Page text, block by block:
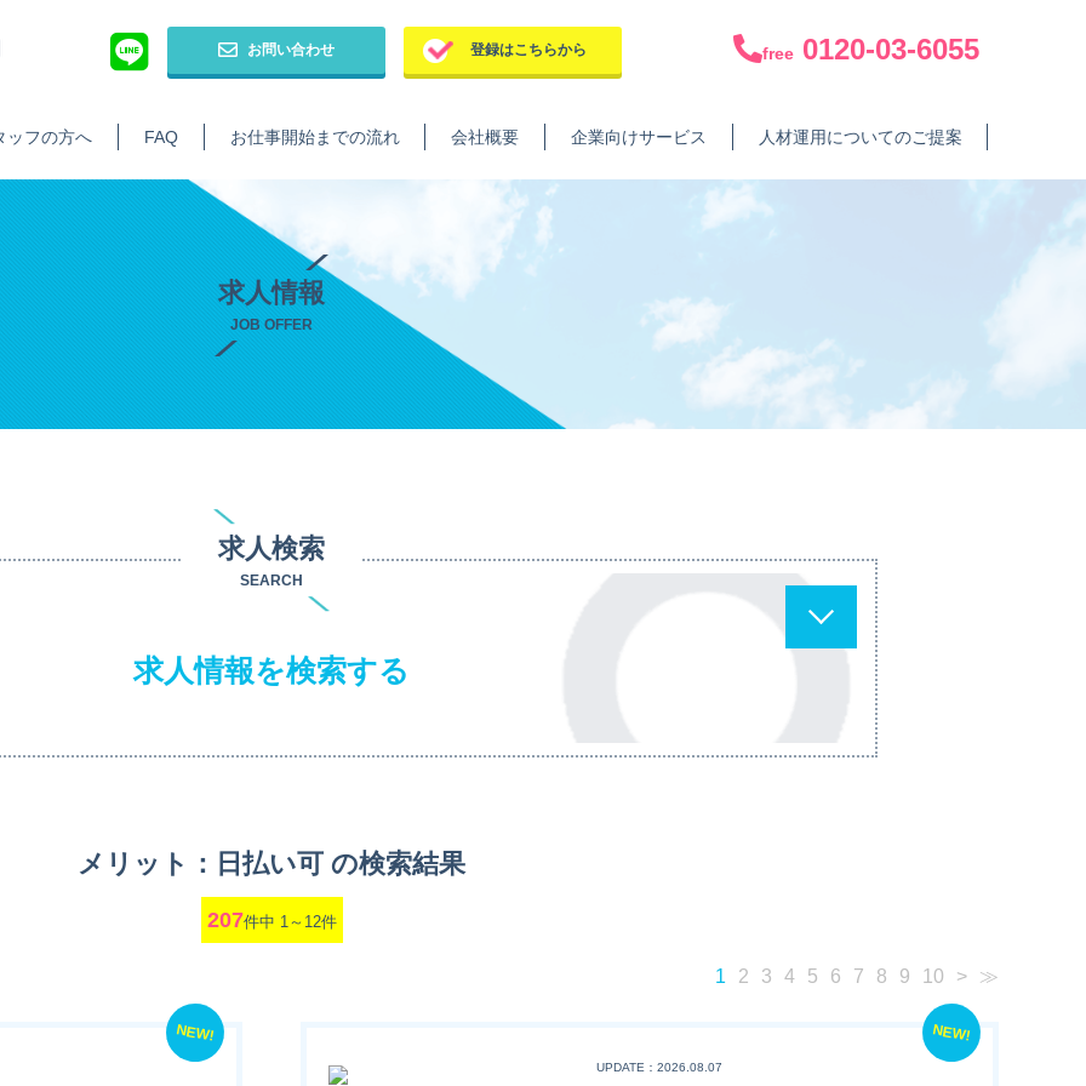
お問い合わせ 登録はこちらから free 0120-03-6055
ッフの方へ FAQ お仕事開始までの流れ 会社概要 企業向けサービス 人材運用についてのご提案
求人情報
JOB OFFER
求人検索
SEARCH
求人情報を検索する
メリット：日払い可 の検索結果
207件中 1～12件
1 2 3 4 5 6 7 8 9 10 > ≫
NEW! NEW!
UPDATE：2026.08.07